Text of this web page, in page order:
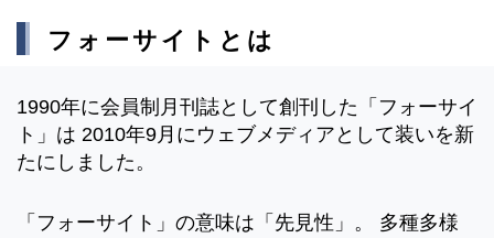
フォーサイトとは
1990年に会員制月刊誌として創刊した「フォーサイ
ト」は 2010年9月にウェブメディアとして装いを新
たにしました。
「フォーサイト」の意味は「先見性」。 多種多様